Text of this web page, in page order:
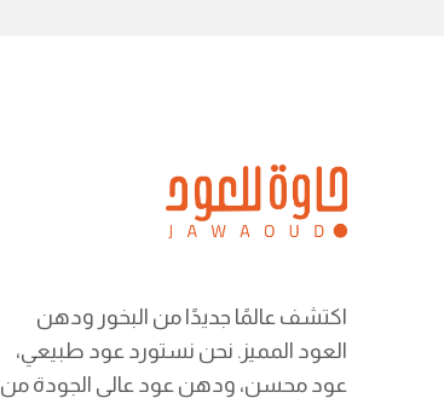
اكتشف عالمًا جديدًا من البخور ودهن
العود المميز. نحن نستورد عود طبيعي،
عود محسن، ودهن عود عالي الجودة من